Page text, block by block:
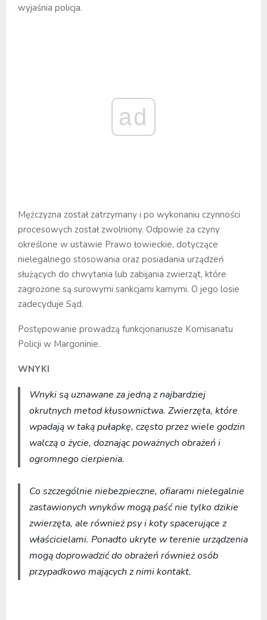
wyjaśnia policja.
ad
Mężczyzna został zatrzymany i po wykonaniu czynności
procesowych został zwolniony. Odpowie za czyny
określone w ustawie Prawo łowieckie, dotyczące
nielegalnego stosowania oraz posiadania urządzeń
służących do chwytania lub zabijania zwierząt, które
zagrożone są surowymi sankcjami karnymi. O jego losie
zadecyduje Sąd.
Postępowanie prowadzą funkcjonariusze Komisariatu
Policji w Margoninie.
WNYKI
Wnyki są uznawane za jedną z najbardziej
okrutnych metod kłusownictwa. Zwierzęta, które
wpadają w taką pułapkę, często przez wiele godzin
walczą o życie, doznając poważnych obrażeń i
ogromnego cierpienia.
Co szczególnie niebezpieczne, ofiarami nielegalnie
zastawionych wnyków mogą paść nie tylko dzikie
zwierzęta, ale również psy i koty spacerujące z
właścicielami. Ponadto ukryte w terenie urządzenia
mogą doprowadzić do obrażeń również osób
przypadkowo mających z nimi kontakt.